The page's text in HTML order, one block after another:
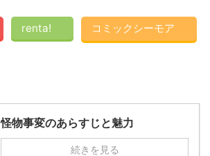
renta! コミックシーモア
怪物事変のあらすじと魅力
続きを見る